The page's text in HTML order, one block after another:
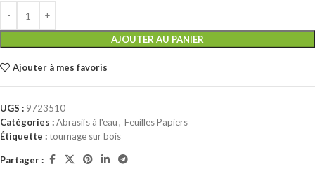
AJOUTER AU PANIER
Ajouter à mes favoris
UGS : 9723510
Catégories :Abrasifs à l'eau, Feuilles Papiers
Étiquette :tournage sur bois
Partager :